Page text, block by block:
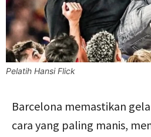
Pelatih Hansi Flick
Barcelona memastikan
cara yang paling manis,